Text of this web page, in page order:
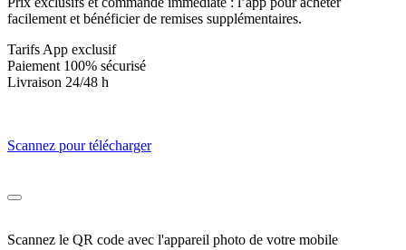
facilement et bénéficier de remises supplémentaires.
Tarifs App exclusif
Paiement 100% sécurisé
Livraison 24/48 h
Scannez pour télécharger
Scannez le QR code avec l'appareil photo de votre mobile